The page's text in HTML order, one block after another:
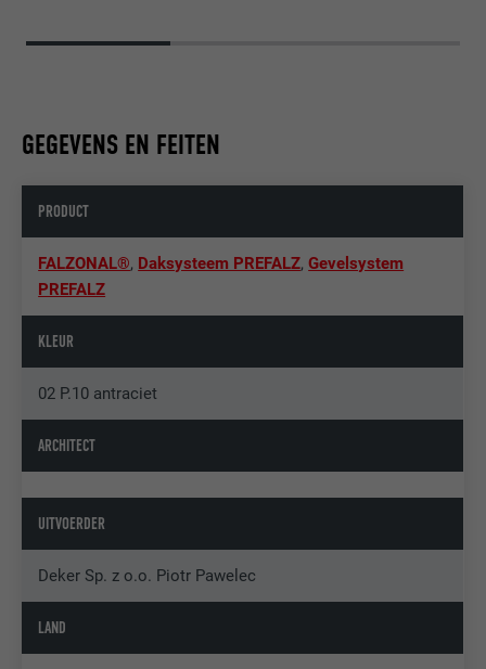
GEGEVENS EN FEITEN
PRODUCT
FALZONAL®, Daksysteem PREFALZ,Gevelsystem
PREFALZ
KLEUR
02 P.10 antraciet
ARCHITECT
UITVOERDER
Deker Sp. z o.o. Piotr Pawelec
LAND